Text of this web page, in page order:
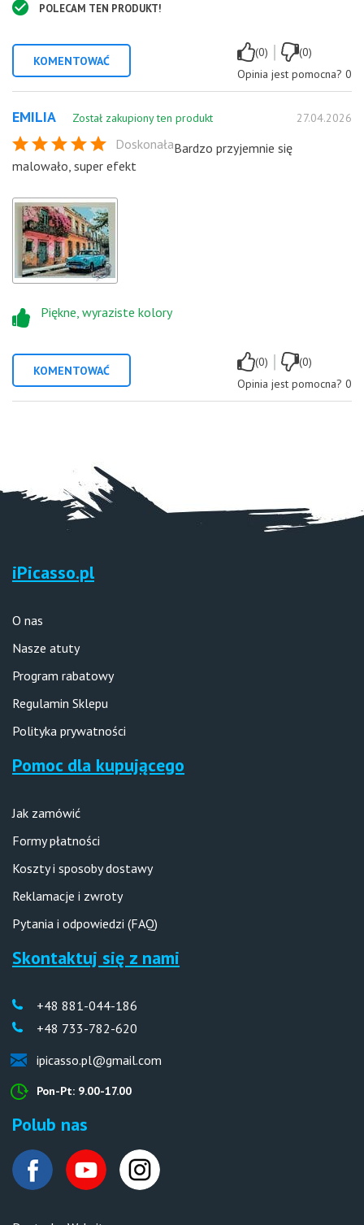
POLECAM TEN PRODUKT!
KOMENTOWAĆ
(0) |
(0)
Opinia jest pomocna? 0
EMILIA Został zakupiony ten produkt 27.04.2026
DoskonałaBardzo przyjemnie się
malowało, super efekt
Piękne, wyraziste kolory
KOMENTOWAĆ
(0) |
(0)
Opinia jest pomocna? 0
iPicasso.pl
O nas
Nasze atuty
Program rabatowy
Regulamin Sklepu
Polityka prywatności
Pomoc dla kupującego
Jak zamówić
Formy płatności
Koszty i sposoby dostawy
Reklamacje i zwroty
Pytania i odpowiedzi (FAQ)
Skontaktuj się z nami
+48 881-044-186
+48 733-782-620
ipicasso.pl@gmail.com
Pon-Pt: 9.00-17.00
Polub nas